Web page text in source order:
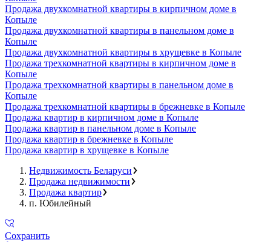
Продажа двухкомнатной квартиры в кирпичном доме в
Копыле
Продажа двухкомнатной квартиры в панельном доме в
Копыле
Продажа двухкомнатной квартиры в хрущевке в Копыле
Продажа трехкомнатной квартиры в кирпичном доме в
Копыле
Продажа трехкомнатной квартиры в панельном доме в
Копыле
Продажа трехкомнатной квартиры в брежневке в Копыле
Продажа квартир в кирпичном доме в Копыле
Продажа квартир в панельном доме в Копыле
Продажа квартир в брежневке в Копыле
Продажа квартир в хрущевке в Копыле
Недвижимость Беларуси
Продажа недвижимости
Продажа квартир
п. Юбилейный
Сохранить